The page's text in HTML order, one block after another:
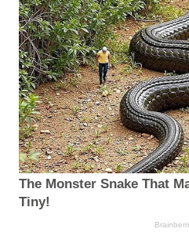
The Monster Snake That
Tiny!